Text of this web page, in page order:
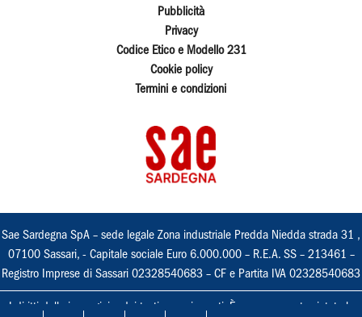
Pubblicità
Privacy
Codice Etico e Modello 231
Cookie policy
Termini e condizioni
Sae Sardegna SpA – sede legale Zona industriale Predda Niedda strada 31 ,
07100 Sassari, - Capitale sociale Euro 6.000.000 – R.E.A. SS – 213461 –
Registro Imprese di Sassari 02328540683 – CF e Partita IVA 02328540683
I diritti delle immagini e dei testi sono riservati. È espressamente vietata la